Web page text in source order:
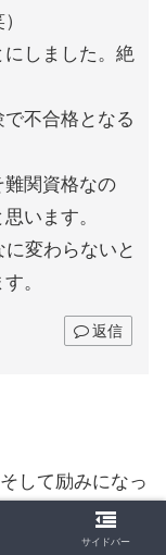
しました。絶
不合格となる
関資格なの
います。
変わらないと
。
返信
して励みになっ
さんには全然及
サイドバー